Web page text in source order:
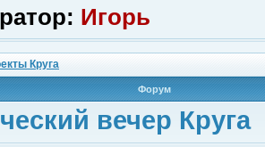
Игорь
Круга
Форум
вечер Круга